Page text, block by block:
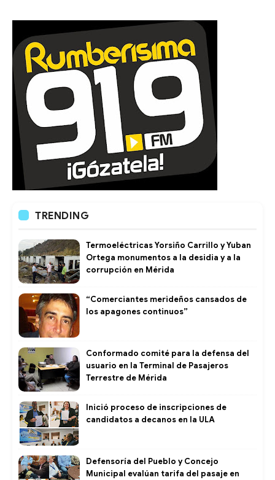
TRENDING
Termoeléctricas Yorsiño Carrillo y Yuban
Ortega monumentos a la desidia y a la
corrupción en Mérida
“Comerciantes merideños cansados de
los apagones continuos”
Conformado comité para la defensa del
usuario en la Terminal de Pasajeros
Terrestre de Mérida
Inició proceso de inscripciones de
candidatos a decanos en la ULA
Defensoría del Pueblo y Concejo
Municipal evalúan tarifa del pasaje en